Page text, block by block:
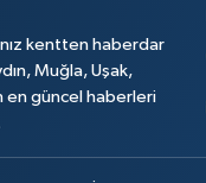
kentten haberdar
Muğla, Uşak,
en güncel haberleri